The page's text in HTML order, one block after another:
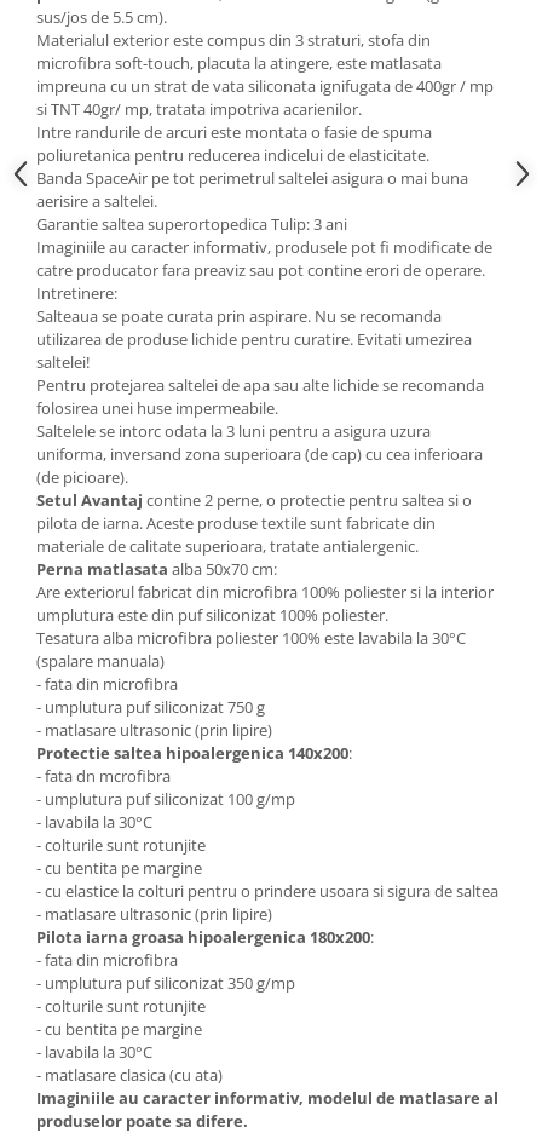
sus/jos de 5.5 cm).
Materialul exterior este compus din 3 straturi, stofa din
microfibra soft-touch, placuta la atingere, este matlasata
impreuna cu un strat de vata siliconata ignifugata de 400gr / mp
si TNT 40gr/ mp, tratata impotriva acarienilor.
Intre randurile de arcuri este montata o fasie de spuma
poliuretanica pentru reducerea indicelui de elasticitate.
Banda SpaceAir pe tot perimetrul saltelei asigura o mai buna
aerisire a saltelei.
Garantie saltea superortopedica Tulip: 3 ani
Imaginiile au caracter informativ, produsele pot fi modificate de
catre producator fara preaviz sau pot contine erori de operare.
Intretinere:
Salteaua se poate curata prin aspirare. Nu se recomanda
utilizarea de produse lichide pentru curatire. Evitati umezirea
saltelei!
Pentru protejarea saltelei de apa sau alte lichide se recomanda
folosirea unei huse impermeabile.
Saltelele se intorc odata la 3 luni pentru a asigura uzura
uniforma, inversand zona superioara (de cap) cu cea inferioara
(de picioare).
Setul Avantaj contine 2 perne, o protectie pentru saltea si o
pilota de iarna. Aceste produse textile sunt fabricate din
materiale de calitate superioara, tratate antialergenic.
Perna matlasata alba 50x70 cm:
Are exteriorul fabricat din microfibra 100% poliester si la interior
umplutura este din puf siliconizat 100% poliester.
Tesatura alba microfibra poliester 100% este lavabila la 30°C
(spalare manuala)
- fata din microfibra
- umplutura puf siliconizat 750 g
- matlasare ultrasonic (prin lipire)
Protectie saltea hipoalergenica 140x200:
- fata dn mcrofibra
- umplutura puf siliconizat 100 g/mp
- lavabila la 30°C
- colturile sunt rotunjite
- cu bentita pe margine
- cu elastice la colturi pentru o prindere usoara si sigura de saltea
- matlasare ultrasonic (prin lipire)
Pilota iarna groasa hipoalergenica 180x200:
- fata din microfibra
- umplutura puf siliconizat 350 g/mp
- colturile sunt rotunjite
- cu bentita pe margine
- lavabila la 30°C
- matlasare clasica (cu ata)
Imaginiile au caracter informativ, modelul de matlasare al
produselor poate sa difere.